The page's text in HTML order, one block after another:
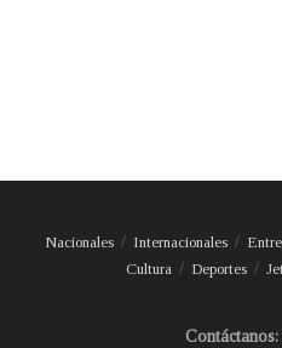
Nacionales Internacionales
Cultura
Deportes